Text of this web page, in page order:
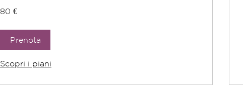
euro
80 €
Prenota
Scopri i piani